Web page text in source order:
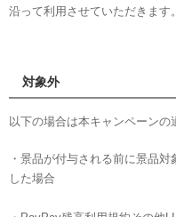
沿って利用させていただきます。
対象外
以下の場合は本キャンペーンの
・景品が付与される前に景品
した場合